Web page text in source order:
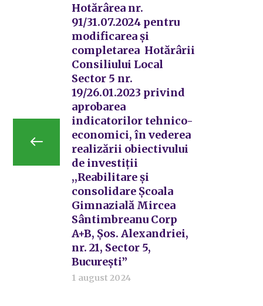
Hotărârea nr.
91/31.07.2024 pentru
modificarea și
completarea Hotărârii
Consiliului Local
Sector 5 nr.
19/26.01.2023 privind
aprobarea
indicatorilor tehnico-
economici, în vederea
realizării obiectivului
de investiții
,,Reabilitare și
consolidare Școala
Gimnazială Mircea
Sântimbreanu Corp
A+B, Șos. Alexandriei,
nr. 21, Sector 5,
București”
1 august 2024